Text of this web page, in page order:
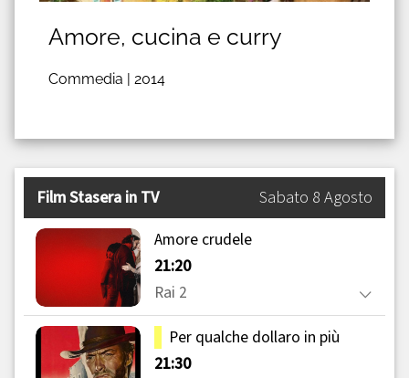
Amore, cucina e curry
Commedia | 2014